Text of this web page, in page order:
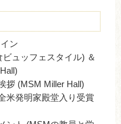
ン
ュッフェスタイル) ＆
拶 (MSM Miller Hall)
米発明家殿堂入り受賞